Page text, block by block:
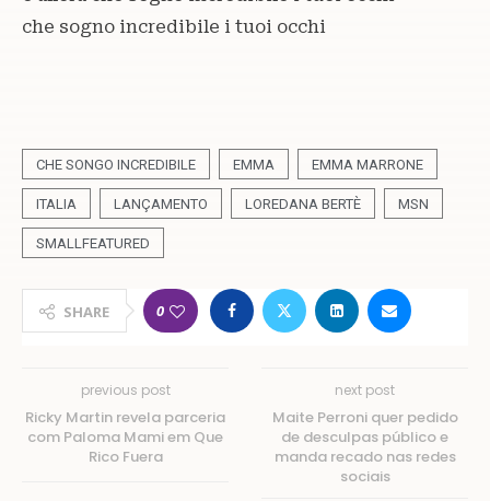
che sogno incredibile i tuoi occhi
CHE SONGO INCREDIBILE EMMA EMMA MARRONE
ITALIA LANÇAMENTO LOREDANA BERTÈ MSN
SMALLFEATURED
SHARE 0
previous post
Ricky Martin revela parceria
com Paloma Mami em Que
Rico Fuera
next post
Maite Perroni quer pedido
de desculpas público e
manda recado nas redes
sociais